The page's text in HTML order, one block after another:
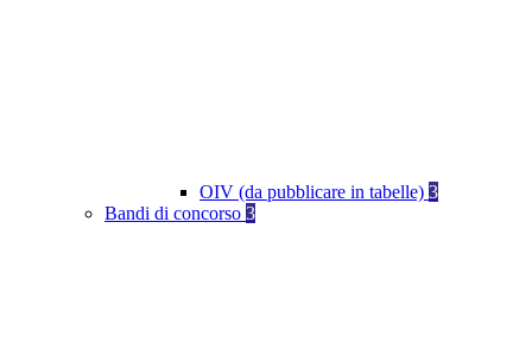
OIV (da pubblicare in tabelle) 3
Bandi di concorso 3